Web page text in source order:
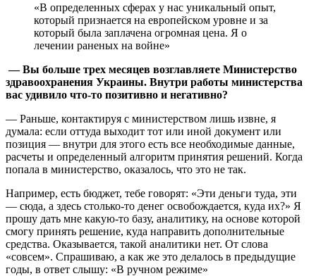
«В определенных сферах у нас уникальный опыт,
который признается на европейском уровне и за
который была заплачена огромная цена. Я о
лечении раненых на войне»
— Вы больше трех месяцев возглавляете Министерство
здравоохранения Украины. Внутри работы министерства
вас удивило что-то позитивно и негативно?
— Раньше, контактируя с министерством лишь извне, я
думала: если оттуда выходит тот или иной документ или
позиция — внутри для этого есть все необходимые данные,
расчеты и определенный алгоритм принятия решений. Когда
попала в министерство, оказалось, что это не так.
Например, есть бюджет, тебе говорят: «Эти деньги туда, эти
— сюда, а здесь столько-то денег освобождается, куда их?» Я
прошу дать мне какую-то базу, аналитику, на основе которой
смогу принять решение, куда направить дополнительные
средства. Оказывается, такой аналитики нет. От слова
«совсем». Спрашиваю, а как же это делалось в предыдущие
годы, в ответ слышу: «В ручном режиме»